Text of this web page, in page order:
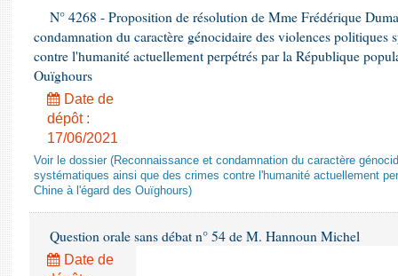
N° 4268 - Proposition de résolution de Mme Frédérique
condamnation du caractère génocidaire des violences politiques
contre l'humanité actuellement perpétrés par la République
Ouïghours
Date de
dépôt :
17/06/2021
Voir le dossier (Reconnaissance et condamnation du caractère
systématiques ainsi que des crimes contre l'humanité actuellement
Chine à l'égard des Ouïghours)
Question orale sans débat n° 54 de M. Hannoun Michel
Date de